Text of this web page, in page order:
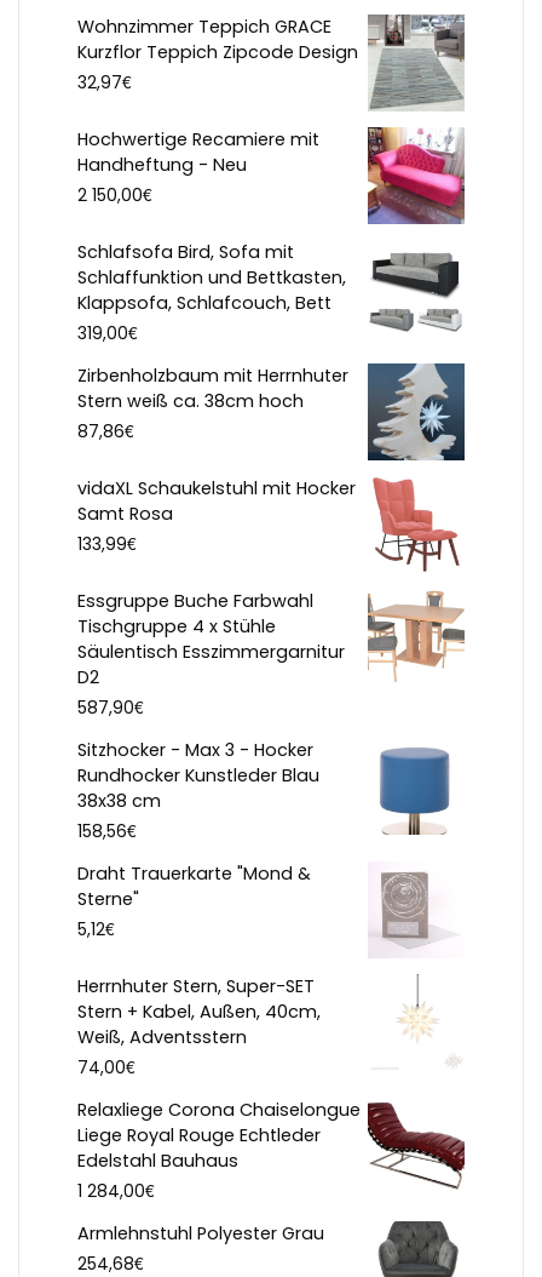
Wohnzimmer Teppich GRACE
Kurzflor Teppich Zipcode Design
32,97€
Hochwertige Recamiere mit
Handheftung - Neu
2 150,00€
Schlafsofa Bird, Sofa mit
Schlaffunktion und Bettkasten,
Klappsofa, Schlafcouch, Bett
319,00€
Zirbenholzbaum mit Herrnhuter
Stern weiß ca. 38cm hoch
87,86€
vidaXL Schaukelstuhl mit Hocker
Samt Rosa
133,99€
Essgruppe Buche Farbwahl
Tischgruppe 4 x Stühle
Säulentisch Esszimmergarnitur
D2
587,90€
Sitzhocker - Max 3 - Hocker
Rundhocker Kunstleder Blau
38x38 cm
158,56€
Draht Trauerkarte "Mond &
Sterne"
5,12€
Herrnhuter Stern, Super-SET
Stern + Kabel, Außen, 40cm,
Weiß, Adventsstern
74,00€
Relaxliege Corona Chaiselongue
Liege Royal Rouge Echtleder
Edelstahl Bauhaus
1 284,00€
Armlehnstuhl Polyester Grau
254,68€